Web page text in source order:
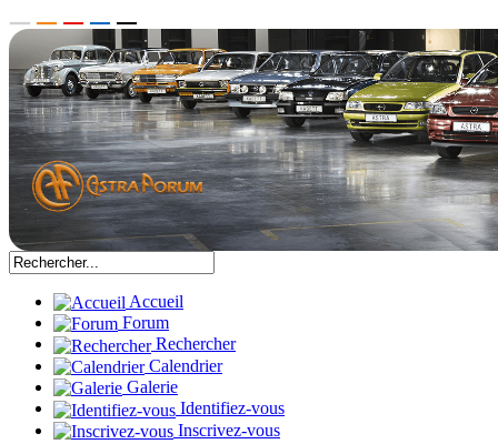
Accueil
Forum
Rechercher
Calendrier
Galerie
Identifiez-vous
Inscrivez-vous